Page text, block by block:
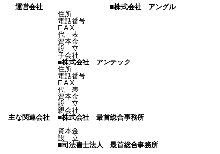
運営会社
■株式会社 アングル
住所
電話番号
F A X
代 表
資本金
設 立
子会社
■株式会社 アンテック
住所
電話番号
F A X
代 表
資本金
設 立
親会社
主な関連会社
■株式会社 最首総合事務所
資本金
設 立
■司法書士法人 最首総合事務所